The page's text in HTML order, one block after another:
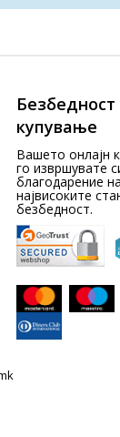
купување
Вашето онлајн
го извршувате
благодарение на
највисоките
безбедност.